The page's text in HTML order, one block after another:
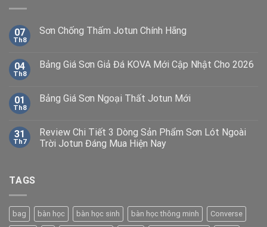
07
Th8
Sơn Chống Thấm Jotun Chính Hãng
04
Th8
Bảng Giá Sơn Giả Đá KOVA Mới Cập Nhật Cho 2026
01
Th8
Bảng Giá Sơn Ngoại Thất Jotun Mới
31
Th7
Review Chi Tiết 3 Dòng Sản Phẩm Sơn Lót Ngoài
Trời Jotun Đáng Mua Hiện Nay
TAGS
bag bàn học bàn học sinh bàn học thông minh Converse